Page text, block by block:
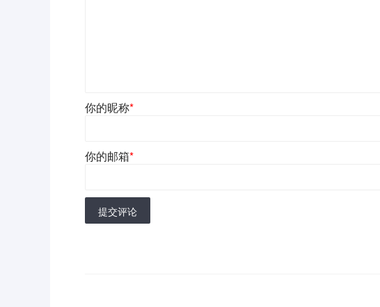
你的昵称*
你的邮箱*
提交评论